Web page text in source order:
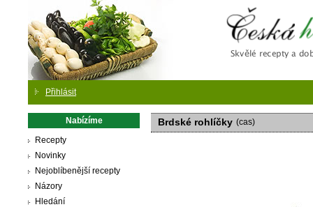
Přihlásit
Nabízíme
Recepty
Novinky
Nejoblíbenější recepty
Názory
Hledání
Brdské rohlíčky (cas)